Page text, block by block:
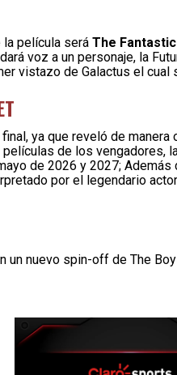
película será The
voz a un personaje, la
vistazo de Galactus el cual
ya que reveló de
de los vengadores,
de 2026 y 2027;
por el legendario
un nuevo spin-off de The